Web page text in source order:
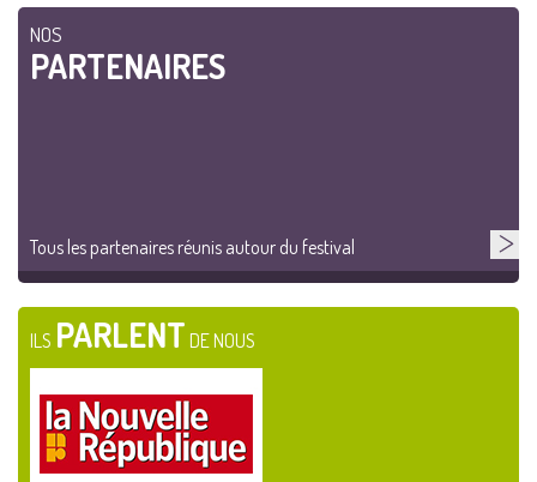
NOS
PARTENAIRES
Tous les partenaires réunis autour du festival
ILS PARLENT DE NOUS